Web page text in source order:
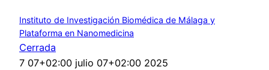
Instituto de Investigación Biomédica de Málaga y
Plataforma en Nanomedicina
Cerrada
7 07+02:00 julio 07+02:00 2025